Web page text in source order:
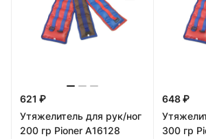
621 ₽
Утяжелитель для рук/ног
200 гр Pioner A16128
648 ₽
300 гр